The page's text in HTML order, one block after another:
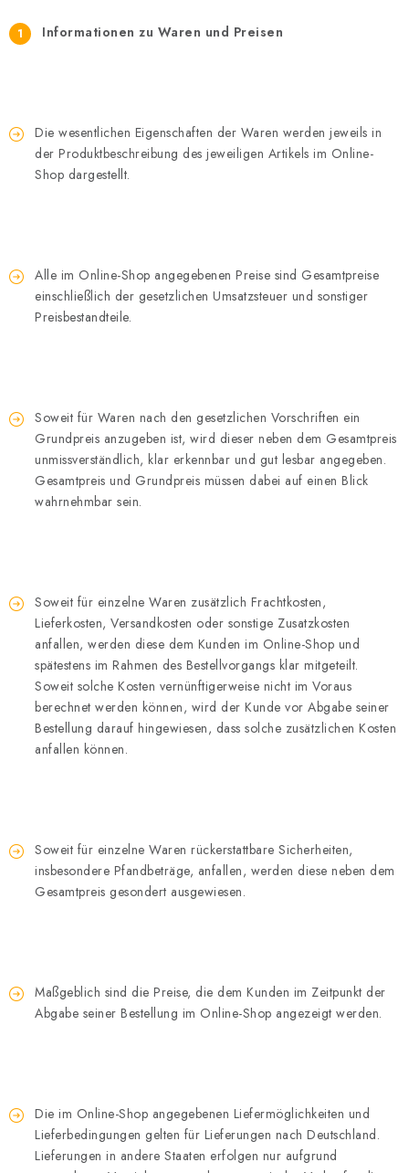
Informationen zu Waren und Preisen
Die wesentlichen Eigenschaften der Waren werden jeweils in
der Produktbeschreibung des jeweiligen Artikels im Online-
Shop dargestellt.
Alle im Online-Shop angegebenen Preise sind Gesamtpreise
einschließlich der gesetzlichen Umsatzsteuer und sonstiger
Preisbestandteile.
Soweit für Waren nach den gesetzlichen Vorschriften ein
Grundpreis anzugeben ist, wird dieser neben dem Gesamtpreis
unmissverständlich, klar erkennbar und gut lesbar angegeben.
Gesamtpreis und Grundpreis müssen dabei auf einen Blick
wahrnehmbar sein.
Soweit für einzelne Waren zusätzlich Frachtkosten,
Lieferkosten, Versandkosten oder sonstige Zusatzkosten
anfallen, werden diese dem Kunden im Online-Shop und
spätestens im Rahmen des Bestellvorgangs klar mitgeteilt.
Soweit solche Kosten vernünftigerweise nicht im Voraus
berechnet werden können, wird der Kunde vor Abgabe seiner
Bestellung darauf hingewiesen, dass solche zusätzlichen Kosten
anfallen können.
Soweit für einzelne Waren rückerstattbare Sicherheiten,
insbesondere Pfandbeträge, anfallen, werden diese neben dem
Gesamtpreis gesondert ausgewiesen.
Maßgeblich sind die Preise, die dem Kunden im Zeitpunkt der
Abgabe seiner Bestellung im Online-Shop angezeigt werden.
Die im Online-Shop angegebenen Liefermöglichkeiten und
Lieferbedingungen gelten für Lieferungen nach Deutschland.
Lieferungen in andere Staaten erfolgen nur aufgrund